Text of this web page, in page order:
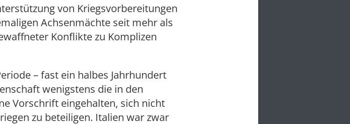
von Kriegsvorbereitungen
Achsenmächte seit mehr als
Konflikte zu Komplizen
– fast ein halbes Jahrhundert
wenigstens die in den
Vorschrift eingehalten, sich nicht
zu beteiligen. Italien war zwar